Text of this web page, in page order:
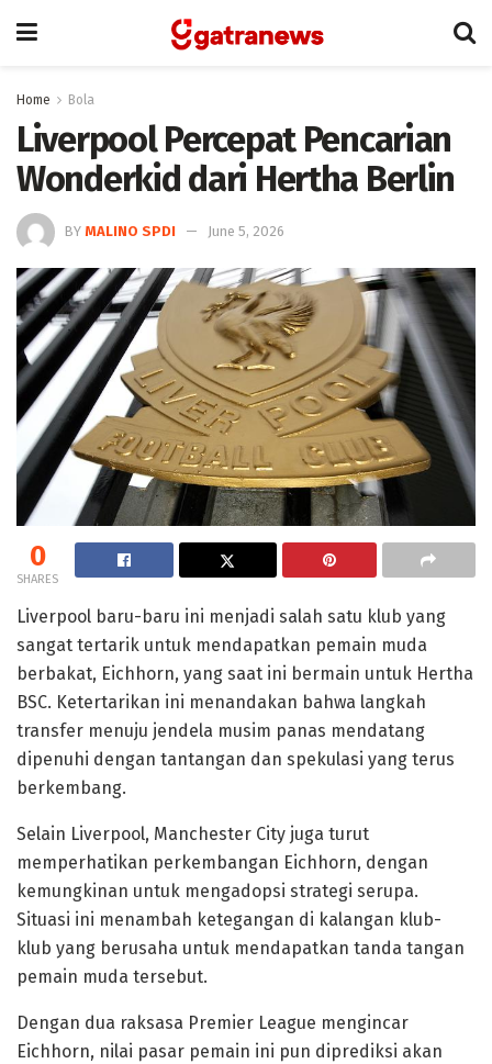
Home Bola
Liverpool Percepat Pencarian
Wonderkid dari Hertha Berlin
BY MALINO SPDI June 5, 2026
0
SHARES
Liverpool baru-baru ini menjadi salah satu klub yang
sangat tertarik untuk mendapatkan pemain muda
berbakat, Eichhorn, yang saat ini bermain untuk Hertha
BSC. Ketertarikan ini menandakan bahwa langkah
transfer menuju jendela musim panas mendatang
dipenuhi dengan tantangan dan spekulasi yang terus
berkembang.
Selain Liverpool, Manchester City juga turut
memperhatikan perkembangan Eichhorn, dengan
kemungkinan untuk mengadopsi strategi serupa.
Situasi ini menambah ketegangan di kalangan klub-
klub yang berusaha untuk mendapatkan tanda tangan
pemain muda tersebut.
Dengan dua raksasa Premier League mengincar
Eichhorn, nilai pasar pemain ini pun diprediksi akan